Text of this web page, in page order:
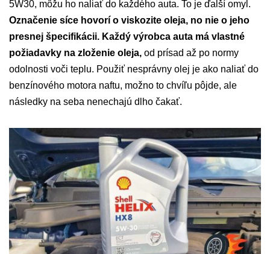
5W30, môžu ho naliať do každého auta. To je ďalší omyl.
Označenie síce hovorí o viskozite oleja, no nie o jeho
presnej špecifikácii. Každý výrobca auta má vlastné
požiadavky na zloženie oleja, od prísad až po normy
odolnosti voči teplu. Použiť nesprávny olej je ako naliať do
benzínového motora naftu, možno to chvíľu pôjde, ale
následky na seba nenechajú dlho čakať.